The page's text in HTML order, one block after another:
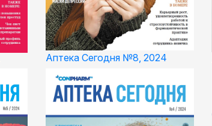
Аптека Сегодня №8, 2024